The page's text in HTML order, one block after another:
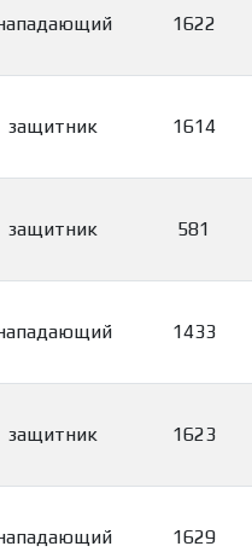
1622
защитник 1614
защитник 581
1433
защитник 1623
1629